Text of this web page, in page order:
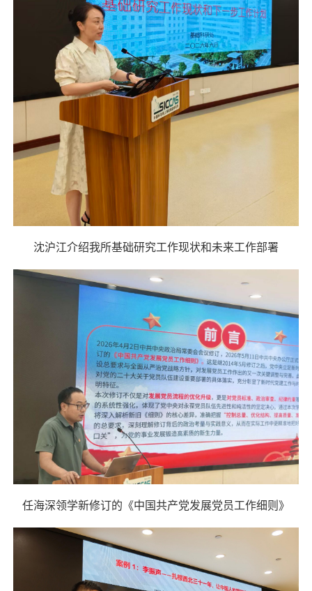
沈沪江介绍我所基础研究工作现状和未来工作部署
任海深领学新修订的《中国共产党发展党员工作细则》